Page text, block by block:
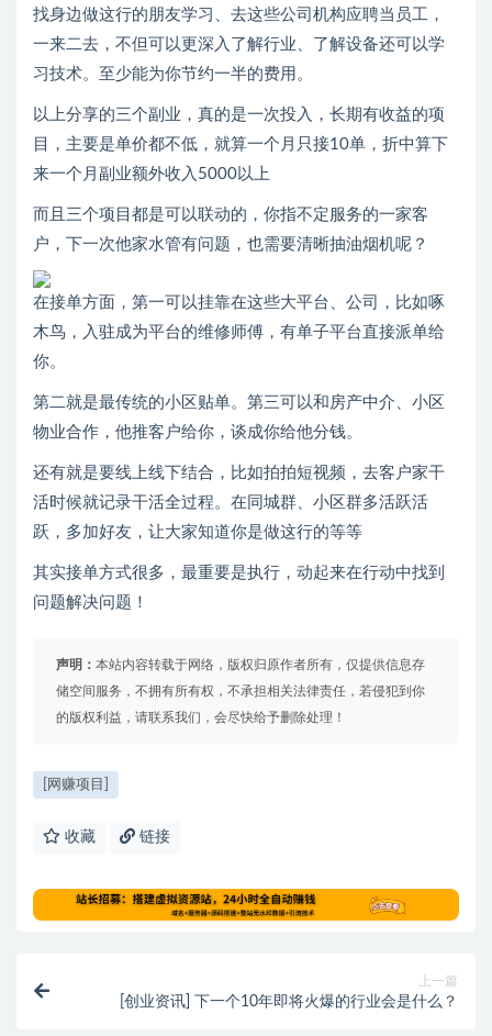
找身边做这行的朋友学习、去这些公司机构应聘当员工，
一来二去，不但可以更深入了解行业、了解设备还可以学
习技术。至少能为你节约一半的费用。
以上分享的三个副业，真的是一次投入，长期有收益的项
目，主要是单价都不低，就算一个月只接10单，折中算下
来一个月副业额外收入5000以上
而且三个项目都是可以联动的，你指不定服务的一家客
户，下一次他家水管有问题，也需要清晰抽油烟机呢？
在接单方面，第一可以挂靠在这些大平台、公司，比如啄
木鸟，入驻成为平台的维修师傅，有单子平台直接派单给
你。
第二就是最传统的小区贴单。第三可以和房产中介、小区
物业合作，他推客户给你，谈成你给他分钱。
还有就是要线上线下结合，比如拍拍短视频，去客户家干
活时候就记录干活全过程。在同城群、小区群多活跃活
跃，多加好友，让大家知道你是做这行的等等
其实接单方式很多，最重要是执行，动起来在行动中找到
问题解决问题！
声明： 本站内容转载于网络，版权归原作者所有，仅提供信息存
储空间服务，不拥有所有权，不承担相关法律责任，若侵犯到你
的版权利益，请联系我们，会尽快给予删除处理！
[网赚项目]
收藏 链接
上一篇
[创业资讯] 下一个10年即将火爆的行业会是什么？